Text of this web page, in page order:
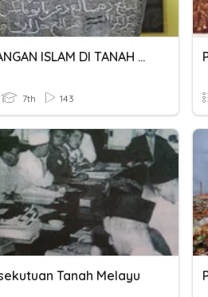
KEDATANGAN ISLAM DI TANAH MELAYU
7th 143
Tanah Melayu